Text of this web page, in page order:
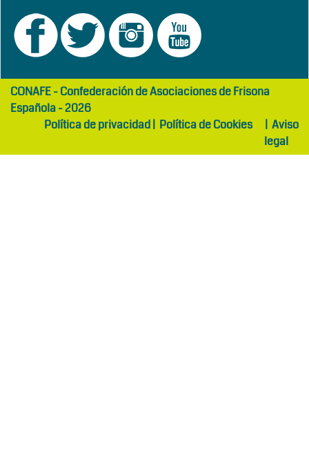
girls
abaya
maltepe
otelCONAFE - Confederación de Asociaciones de Frisona
Española - 2026
Política de privacidad| Política de Cookies | Aviso
legal